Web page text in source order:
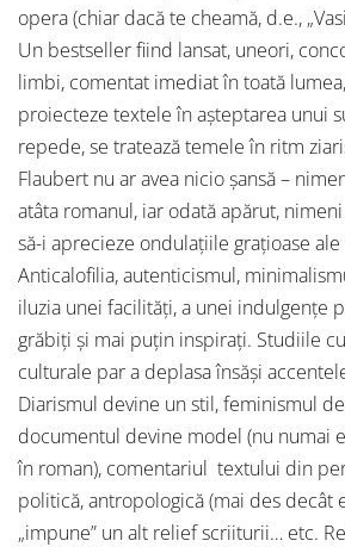
opera (chiar dacă te cheamă, d.e.,
Un bestseller fiind lansat, uneori,
limbi, comentat imediat în toată
proiecteze textele în aşteptarea unui
repede, se tratează temele în ritm
Flaubert nu ar avea nicio şansă –
atâta romanul, iar odată apărut,
să-i aprecieze ondulaţiile graţioase ale
Anticalofilia, autenticismul,
iluzia unei facilităţi, a unei indulgenţe
grăbiţi şi mai puţin inspiraţi. Studiile
culturale par a deplasa însăşi
Diarismul devine un stil, feminismul
documentul devine model (nu numai
în roman), comentariul textului din
politică, antropologică (mai des decât
„impune” un alt relief scriiturii… etc.